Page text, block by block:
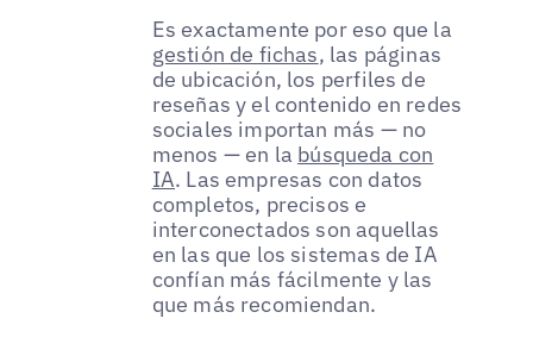
Es exactamente por eso que la
gestión de fichas, las páginas
de ubicación, los perfiles de
reseñas y el contenido en redes
sociales importan más — no
menos — en la búsqueda con
IA. Las empresas con datos
completos, precisos e
interconectados son aquellas
en las que los sistemas de IA
confían más fácilmente y las
que más recomiendan.